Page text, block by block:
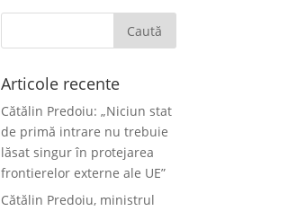
Articole recente
Cătălin Predoiu: „Niciun stat
de primă intrare nu trebuie
lăsat singur în protejarea
frontierelor externe ale UE”
Cătălin Predoiu, ministrul